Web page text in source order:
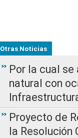
Otras Noticias
Por la cual
natural con
Proyecto de
la Resolución